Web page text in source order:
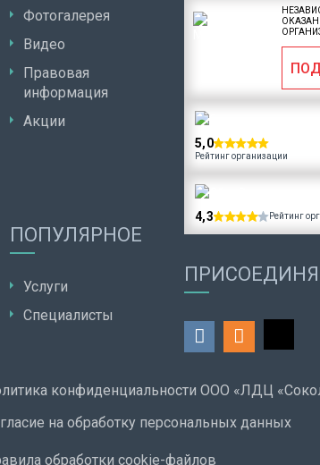
Фотогалерея
Видео
Правовая
информация
Акции
ПОПУЛЯРНОЕ
Услуги
Специалисты
5,0
Рейтинг организации
4,3 Рейтинг
конфиденциальности ООО «ЛДЦ
на обработку персональных данных
обработки cookie-файлов